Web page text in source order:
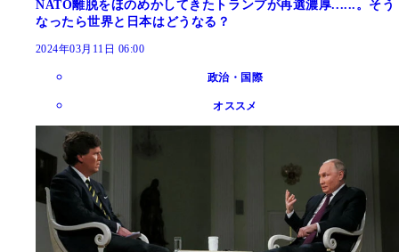
NATO離脱をほのめかしてきたトランプが再選濃厚......。そう
なったら世界と日本はどうなる？
2024年03月11日 06:00
政治・国際
オススメ